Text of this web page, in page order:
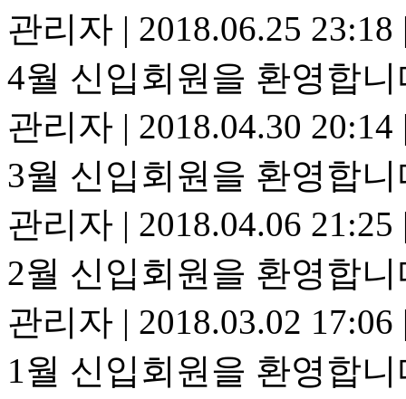
관리자 | 2018.06.25 23:18
4월 신입회원을 환영합
관리자 | 2018.04.30 20:14
3월 신입회원을 환영합
관리자 | 2018.04.06 21:25
2월 신입회원을 환영합
관리자 | 2018.03.02 17:06
1월 신입회원을 환영합